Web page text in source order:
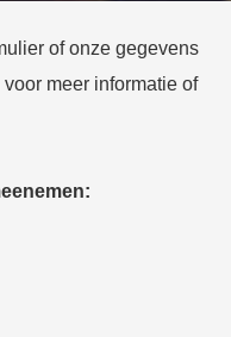
of onze gegevens
meer informatie of